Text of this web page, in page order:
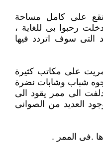
على كامل مساحة
رحبوا بى للغاية ،
التى سوف اتردد فيها
على مكاتب كثيرة
شباب وشابات نضرة
الى ممر يقود الى
العديد من الصوانى
.فى الممر .